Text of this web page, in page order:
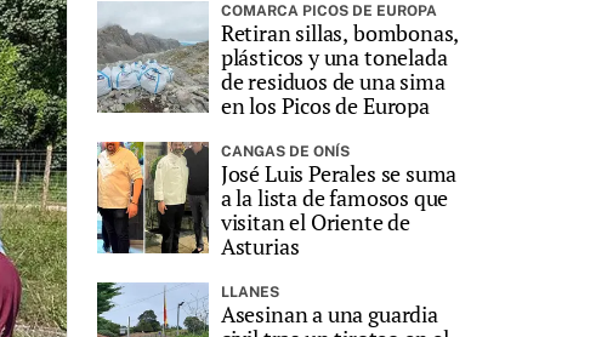
COMARCA PICOS DE EUROPA
Retiran sillas, bombonas,
plásticos y una tonelada
de residuos de una sima
en los Picos de Europa
CANGAS DE ONÍS
José Luis Perales se suma
a la lista de famosos que
visitan el Oriente de
Asturias
LLANES
Asesinan a una guardia